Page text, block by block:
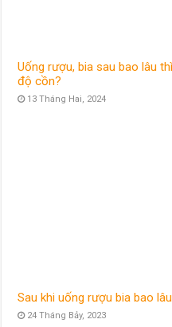
Uống rượu, bia sau bao lâu
độ cồn?
13 Tháng Hai, 2024
Sau khi uống rượu bia bao
24 Tháng Bảy, 2023